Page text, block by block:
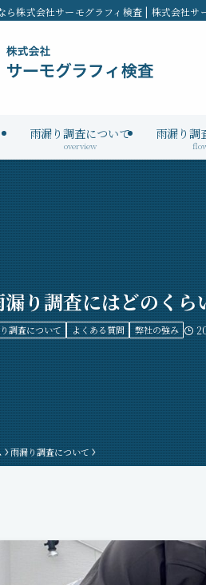
ら株式会社サーモグラフィ検査 | 株式会社サ
雨漏り調査について
overview
雨漏り調
漏り調査にはどのく
調査について よくある質問 弊社の強み
雨漏り調査について